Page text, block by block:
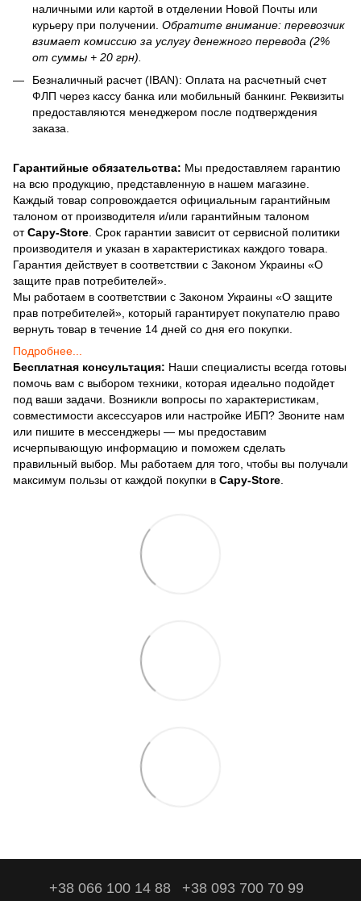
наличными или картой в отделении Новой Почты или
курьеру при получении. Обратите внимание: перевозчик
взимает комиссию за услугу денежного перевода (2%
от суммы + 20 грн).
Безналичный расчет (IBAN): Оплата на расчетный счет
ФЛП через кассу банка или мобильный банкинг. Реквизиты
предоставляются менеджером после подтверждения
заказа.
Гарантийные обязательства: Мы предоставляем гарантию
на всю продукцию, представленную в нашем магазине.
Каждый товар сопровождается официальным гарантийным
талоном от производителя и/или гарантийным талоном
отCapy-Store . Срок гарантии зависит от сервисной политики
производителя и указан в характеристиках каждого товара.
Гарантия действует в соответствии с Законом Украины «О
защите прав потребителей».
Мы работаем в соответствии с Законом Украины «О защите
прав потребителей», который гарантирует покупателю право
вернуть товар в течение 14 дней со дня его покупки.
Подробнее...
Бесплатная консультация: Наши специалисты всегда готовы
помочь вам с выбором техники, которая идеально подойдет
под ваши задачи. Возникли вопросы по характеристикам,
совместимости аксессуаров или настройке ИБП? Звоните нам
или пишите в мессенджеры — мы предоставим
исчерпывающую информацию и поможем сделать
правильный выбор. Мы работаем для того, чтобы вы получали
максимум пользы от каждой покупки в Capy-Store
+38 066 100 14 88 +38 093 700 70 99